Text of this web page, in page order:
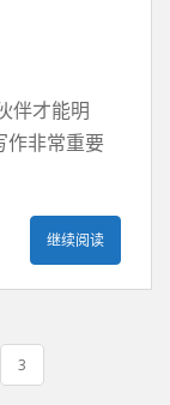
伴才能明
作非常重要
继续阅读
3